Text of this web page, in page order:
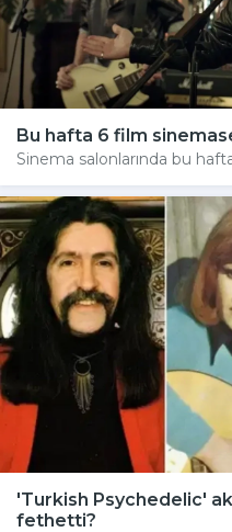
Bu hafta 6 film
Sinema salonlarında bu
'Turkish Psychedelic'
fethetti?